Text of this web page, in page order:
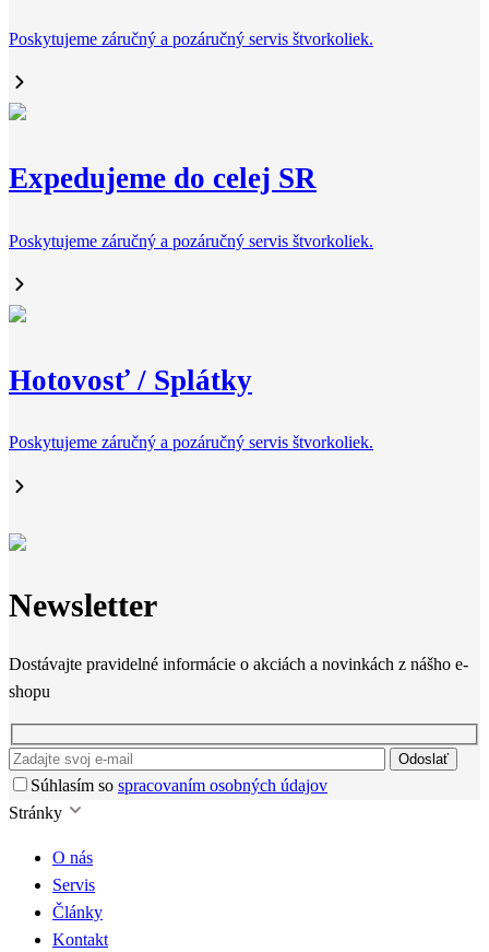
Poskytujeme záručný a pozáručný servis štvorkoliek.
Expedujeme do celej SR
Poskytujeme záručný a pozáručný servis štvorkoliek.
Hotovosť / Splátky
Poskytujeme záručný a pozáručný servis štvorkoliek.
Newsletter
Dostávajte pravidelné informácie o akciách a novinkách z nášho e-
shopu
Odoslať
Súhlasím so spracovaním osobných údajov
Stránky
O nás
Servis
Články
Kontakt